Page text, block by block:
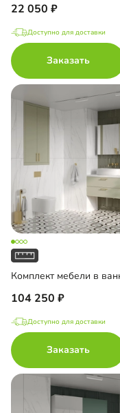
22 050
Доступно для доставки
Заказать
104 250
Доступно для доставки
Заказать